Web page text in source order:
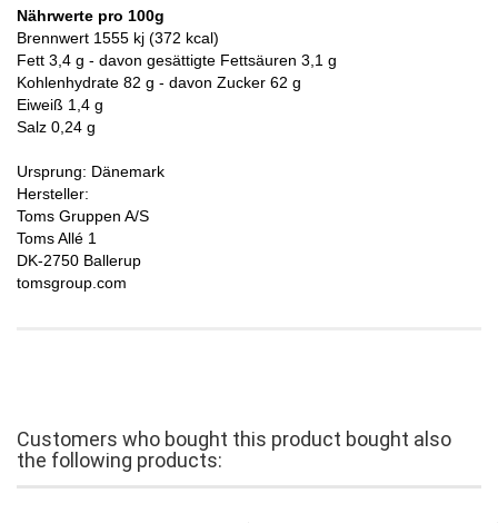
Nährwerte pro 100g
Brennwert 1555 kj (372 kcal)
Fett 3,4 g - davon gesättigte Fettsäuren 3,1 g
Kohlenhydrate 82 g - davon Zucker 62 g
Eiweiß 1,4 g
Salz 0,24 g
Ursprung: Dänemark
Hersteller:
Toms Gruppen A/S
Toms Allé 1
DK-2750 Ballerup
tomsgroup.com
Customers who bought this product bought also
the following products: